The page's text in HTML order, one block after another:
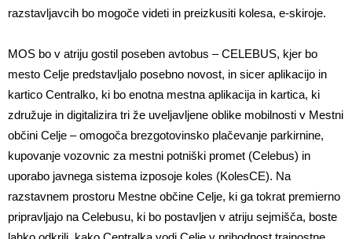
razstavljavcih bo mogoče videti in preizkusiti kolesa, e-skiroje.
MOS bo v atriju gostil poseben avtobus – CELEBUS, kjer bo
mesto Celje predstavljalo posebno novost, in sicer aplikacijo in
kartico Centralko, ki bo enotna mestna aplikacija in kartica, ki
združuje in digitalizira tri že uveljavljene oblike mobilnosti v Mestni
občini Celje – omogoča brezgotovinsko plačevanje parkirnine,
kupovanje vozovnic za mestni potniški promet (Celebus) in
uporabo javnega sistema izposoje koles (KolesCE). Na
razstavnem prostoru Mestne občine Celje, ki ga tokrat premierno
pripravljajo na Celebusu, ki bo postavljen v atriju sejmišča, boste